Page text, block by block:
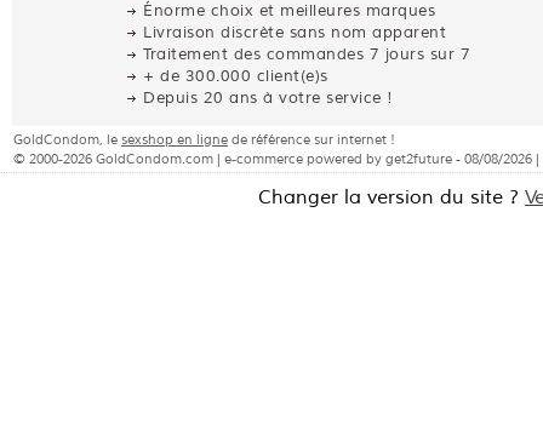
Énorme choix et meilleures marques
Livraison discrète sans nom apparent
Traitement des commandes 7 jours sur 7
+ de 300.000 client(e)s
Depuis 20 ans à votre service !
GoldCondom, le sexshop en ligne de référence sur internet !
© 2000-2026 GoldCondom.com | e-commerce powered by get2future - 08/08/2026 |
Changer la version du site ?